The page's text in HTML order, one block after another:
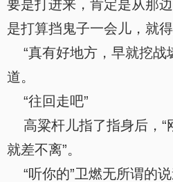
要是打进来，肯定是从那
是打算挡鬼子一会儿，就
“真有好地方，早就挖战
道。
“往回走吧”
高粱杆儿指了指身后，“
就差不离”。
“听你的”卫燃无所谓的说